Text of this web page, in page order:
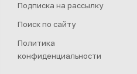
Подписка на рассылку
Поиск по сайту
Политика
конфиденциальности